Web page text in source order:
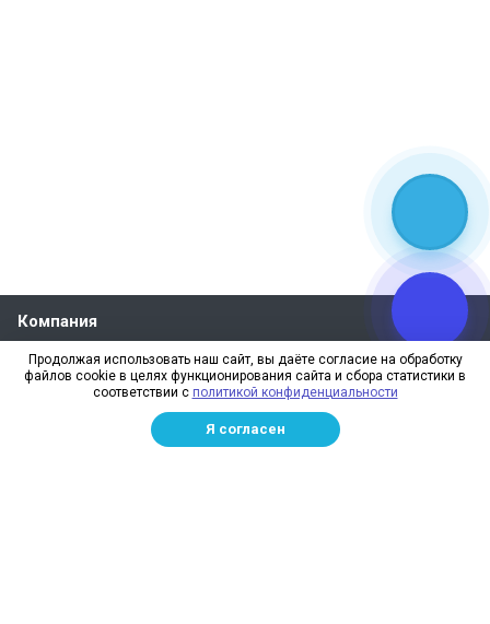
Компания
О компании
Реквизиты
Продолжая использовать наш сайт, вы даёте согласие на обработку
файлов cookie в целях функционирования сайта и сбора статистики в
соответствии с политикой конфиденциальности
Я согласен